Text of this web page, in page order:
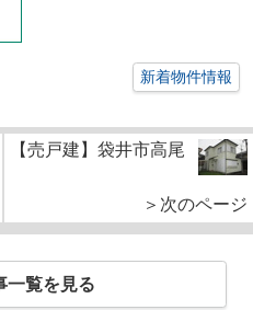
新着物件情報
【売戸建】袋井市高尾
＞次のページ
一覧を見る